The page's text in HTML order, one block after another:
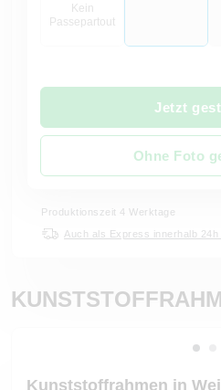
Kein
Passepartout
Jetzt
Ohne Foto
Produktionszeit 4 Werktage
Auch als Express innerhalb 24h
Kunststoffrahmen in